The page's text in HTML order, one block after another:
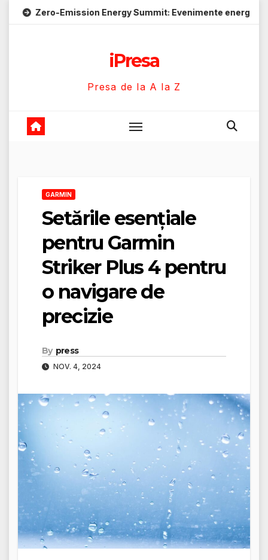
Energy Summit: Evenimente energie despre soluții
iPresa
Presa de la A la Z
GARMIN
Setările esențiale
pentru Garmin
Striker Plus 4 pentru
o navigare de
precizie
By press
NOV. 4, 2024